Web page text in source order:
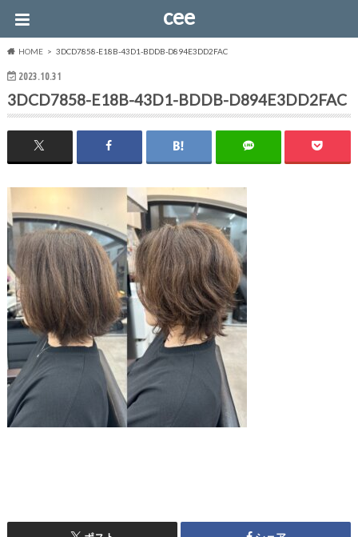
cee
HOME 3DCD7858-E18B-43D1-BDDB-D894E3DD2FAC
2023.10.31
3DCD7858-E18B-43D1-BDDB-D894E3DD2FAC